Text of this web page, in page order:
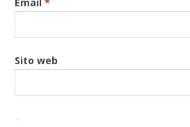
Sito web